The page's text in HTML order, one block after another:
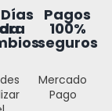
Pagos
100%
seguros
Mercado
Pago